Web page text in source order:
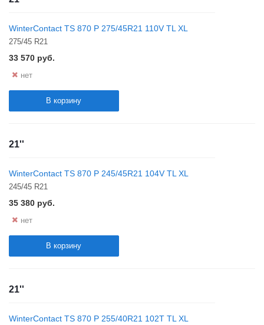
WinterContact TS 870 P 275/45R21 110V TL XL
275/45 R21
33 570 руб.
нет
В корзину
21''
WinterContact TS 870 P 245/45R21 104V TL XL
245/45 R21
35 380 руб.
нет
В корзину
21''
WinterContact TS 870 P 255/40R21 102T TL XL